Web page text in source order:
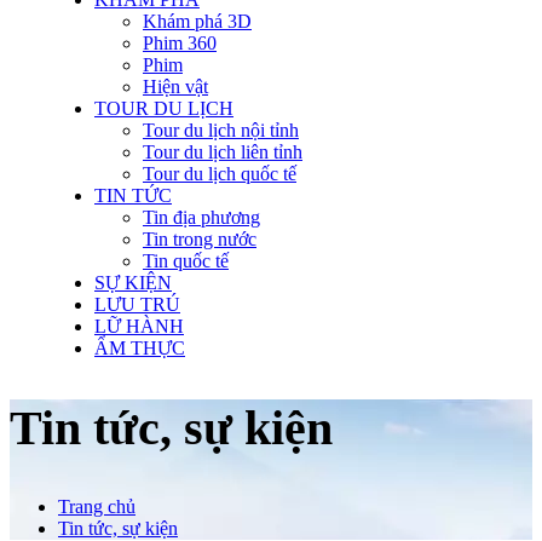
Khám phá 3D
Phim 360
Phim
Hiện vật
TOUR DU LỊCH
Tour du lịch nội tỉnh
Tour du lịch liên tỉnh
Tour du lịch quốc tế
TIN TỨC
Tin địa phương
Tin trong nước
Tin quốc tế
SỰ KIỆN
LƯU TRÚ
LỮ HÀNH
ẨM THỰC
Tin tức, sự kiện
Trang chủ
Tin tức, sự kiện